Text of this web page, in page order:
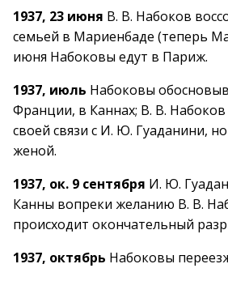
1937, 23 июня В. В. Набоков
семьей в Мариенбаде (теперь
июня Набоковы едут в Париж.
1937, июль Набоковы
Франции, в Каннах; В. В. Набоков
своей связи с И. Ю. Гуаданини,
женой.
1937, ок. 9 сентября И. Ю.
Канны вопреки желанию В. В.
происходит окончательный
1937, октябрь Набоковы